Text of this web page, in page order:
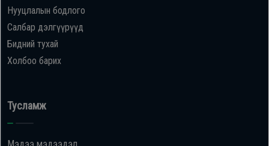
Нууцлалын бодлого
Салбар дэлгүүрүүд
Бидний тухай
Холбоо барих
Тусламж
Мэдээ мэдээдэл